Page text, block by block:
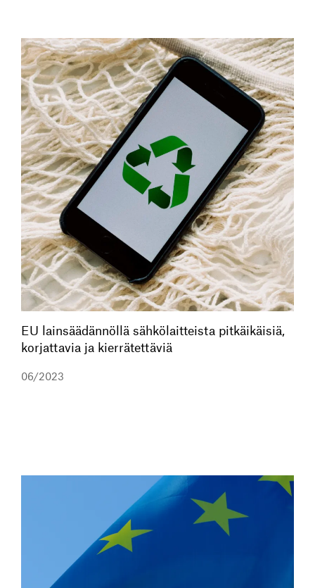
EU lainsäädännöllä sähkölaitteista pitkäikäisiä,
korjattavia ja kierrätettäviä
06/2023